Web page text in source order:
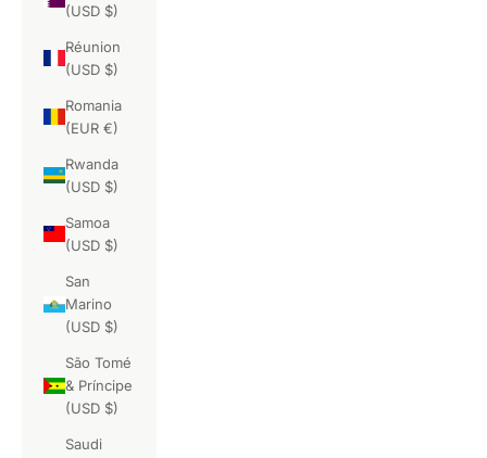
(USD $)
Réunion
(USD $)
Romania
(EUR €)
Rwanda
(USD $)
Samoa
(USD $)
San
Marino
(USD $)
São Tomé
& Príncipe
(USD $)
Saudi